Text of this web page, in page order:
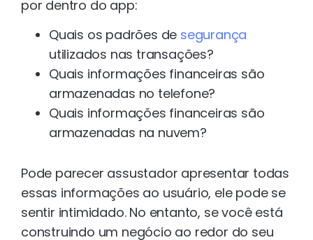
por dentro do app:
Quais os padrões de segurança
utilizados nas transações?
Quais informações financeiras são
armazenadas no telefone?
Quais informações financeiras são
armazenadas na nuvem?
Pode parecer assustador apresentar todas
essas informações ao usuário, ele pode se
sentir intimidado. No entanto, se você está
construindo um negócio ao redor do seu